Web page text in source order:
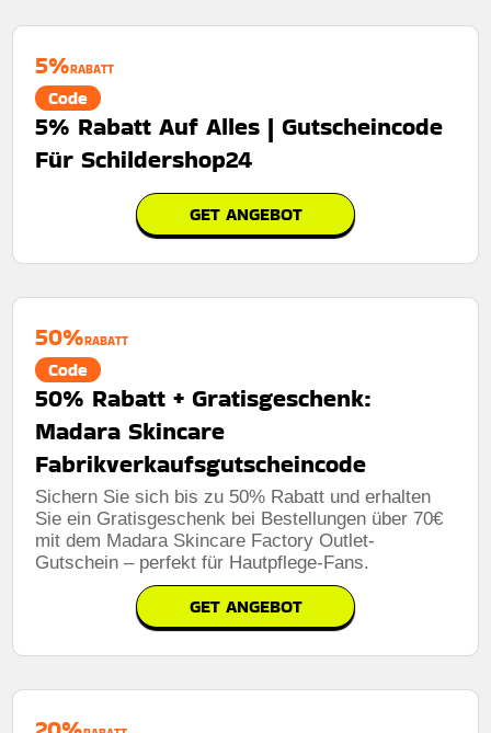
5%RABATT
Code
5% Rabatt Auf Alles | Gutscheincode
Für Schildershop24
GET ANGEBOT
50%RABATT
Code
50% Rabatt + Gratisgeschenk:
Madara Skincare
Fabrikverkaufsgutscheincode
Sichern Sie sich bis zu 50% Rabatt und erhalten
Sie ein Gratisgeschenk bei Bestellungen über 70€
mit dem Madara Skincare Factory Outlet-
Gutschein – perfekt für Hautpflege-Fans.
GET ANGEBOT